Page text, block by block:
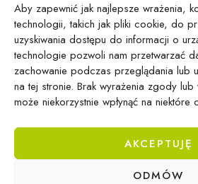
Aby zapewnić jak najlepsze wrażenia,
technologii, takich jak pliki cookie, do
uzyskiwania dostępu do informacji o
technologie pozwoli nam przetwarzać
zachowanie podczas przeglądania lub
na tej stronie. Brak wyrażenia zgody
może niekorzystnie wpłynąć na niektóre
AKCEPTUJĘ
ODMÓW
Epicentrum Gdynia Wielki Kack